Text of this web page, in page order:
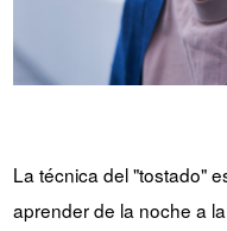
La técnica del "tostado"
aprender de la noche a